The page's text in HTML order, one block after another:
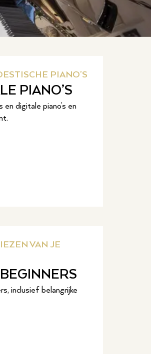
PIANO’S
PIANO’S
digitale piano’s en
VAN JE
inclusief belangrijke